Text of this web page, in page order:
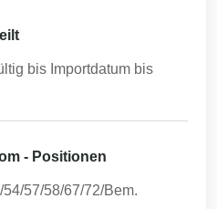
bis Importdatum bis
- Positionen
54/57/58/67/72/Bem.